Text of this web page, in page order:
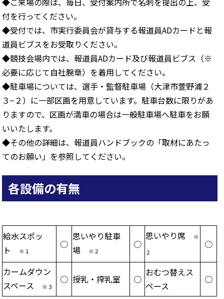
付を行ってください。
◆受付では、市実行委員会が貸与する報道員ADカードと報
道員ビブスをお受取りください。
◆競技会場内では、報道員ADカード及び報道員ビブス（※
必要に応じて自社腕章）を着用してください。
◆駐車場については、選手・監督駐車場（大津市萱野浦２
３−２）に一部区画を用意しています。駐車台数に限りがあ
りますので、区画が満車の場合は一般駐車場へ駐車をお願
いいたします。
◆その他の詳細は、報道員ハンドブックの「取材にあたっ
てのお願い」を参照してください。
各設備の有無
給水スポッ
ト
※１
○
思いやり駐車
場
※２
○
思いやり席 ※
２
○
カームダウン
スペース
※３
○ 授乳・搾乳室 ○
おむつ替えス
ペース
○